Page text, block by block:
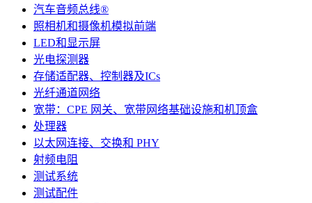
汽车音频总线®
照相机和摄像机模拟前端
LED和显示屏
光电探测器
存储适配器、控制器及ICs
光纤通道网络
宽带：CPE 网关、宽带网络基础设施和机顶盒
处理器
以太网连接、交换和 PHY
射频电阻
测试系统
测试配件